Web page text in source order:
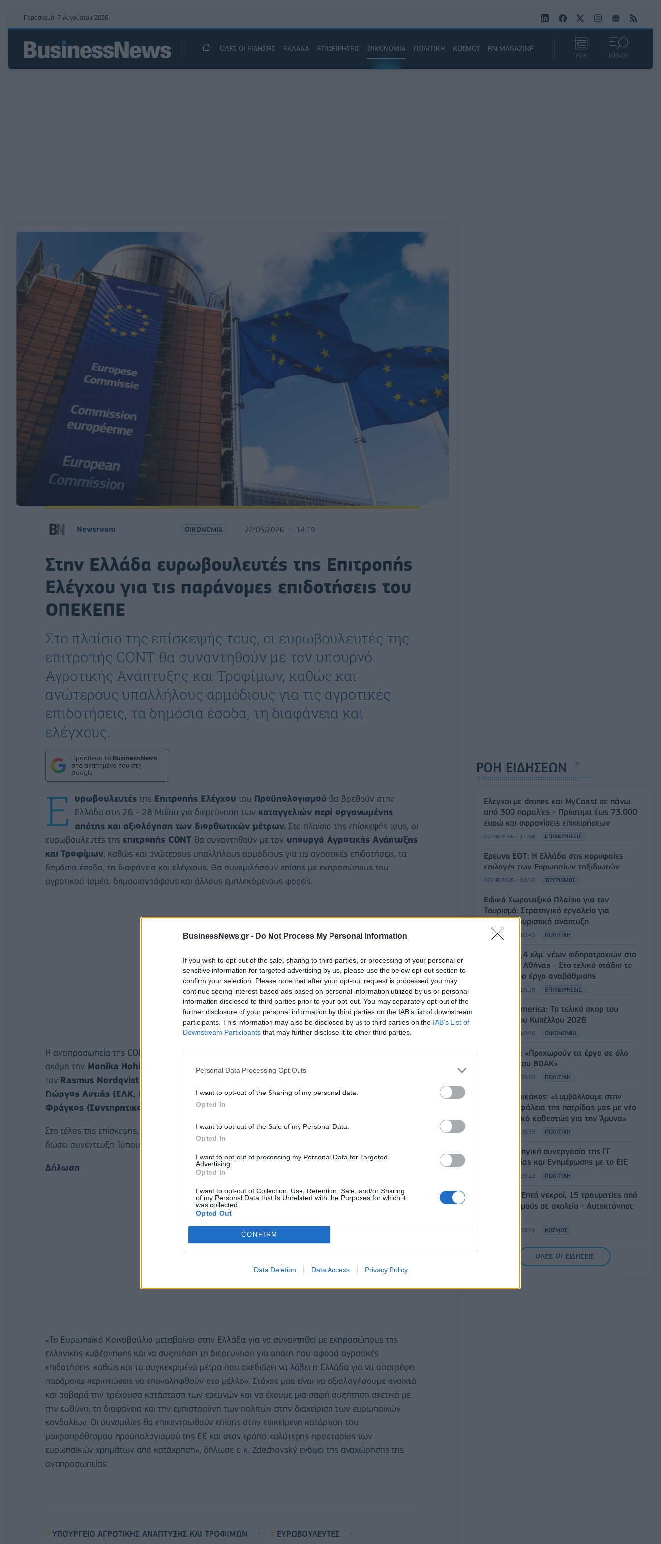
BusinessNews.gr - Do Not Process My Personal Information
If you wish to opt-out of the sale, sharing to third parties, or processing of your personal or
sensitive information for targeted advertising by us, please use the below opt-out section to
confirm your selection. Please note that after your opt-out request is processed you may
continue seeing interest-based ads based on personal information utilized by us or personal
information disclosed to third parties prior to your opt-out. You may separately opt-out of the
further disclosure of your personal information by third parties on the IAB’s list of downstream
participants. This information may also be disclosed by us to third parties on the IAB’s List of
Downstream Participants that may further disclose it to other third parties.
Personal Data Processing Opt Outs
I want to opt-out of the Sharing of my personal data.
Opted In
I want to opt-out of the Sale of my Personal Data.
Opted In
I want to opt-out of processing my Personal Data for Targeted
Advertising.
Opted In
I want to opt-out of Collection, Use, Retention, Sale, and/or Sharing
of my Personal Data that Is Unrelated with the Purposes for which it
was collected.
Opted Out
CONFIRM
Data Deletion Data Access Privacy Policy
Παρασκευή, 7 Αυγούστου 2026
ΟΛΕΣ ΟΙ ΕΙΔΗΣΕΙΣ ΕΛΛΑΔΑ ΕΠΙΧΕΙΡΗΣΕΙΣ ΟΙΚΟΝΟΜΙΑ ΠΟΛΙΤΙΚΗ ΚΟΣΜΟΣ BN MAGAZINE
ΡΟΗ ΜΕΝΟΥ
Νewsroom ΟΙΚΟΝΟΜΙΑ 22/05/2026 14:19
Στην Ελλάδα ευρωβουλευτές της Επιτροπής
Ελέγχου για τις παράνομες επιδοτήσεις του
ΟΠΕΚΕΠΕ
Στο πλαίσιο της επίσκεψής τους, οι ευρωβουλευτές της
επιτροπής CONT θα συναντηθούν με τον υπουργό
Αγροτικής Ανάπτυξης και Τροφίμων, καθώς και
ανώτερους υπαλλήλους αρμόδιους για τις αγροτικές
επιδοτήσεις, τα δημόσια έσοδα, τη διαφάνεια και
ελέγχους.
Πρόσθεσε το BusinessNews
στα αγαπημένα σου στη
Google
Ε υρωβουλευτές της Επιτροπής Ελέγχου του Προϋπολογισμού θα βρεθούν στην
Ελλάδα στις 26 - 28 Μαΐου για διερεύνηση των καταγγελιών περί οργανωμένης
απάτης και αξιολόγηση των διορθωτικών μέτρων. Στο πλαίσιο της επίσκεψής τους, οι
ευρωβουλευτές της επιτροπής CONT θα συναντηθούν με τον υπουργό Αγροτικής Ανάπτυξης
και Τροφίμων , καθώς και ανώτερους υπαλλήλους αρμόδιους για τις αγροτικές επιδοτήσεις, τα
δημόσια έσοδα, τη διαφάνεια και ελέγχους. Θα συνομιλήσουν επίσης με εκπροσώπους του
αγροτικού τομέα, δημοσιογράφους και άλλους εμπλεκόμενους φορείς.
Η αντιπροσωπεία της CONT, με επικεφαλής τονTomáš Zdechovský (ΕΛΚ, Τσεχία)περιλαμβάνει
ακόμη την Monika Hohlmeier (ΕΛΚ, Γερμανία),
την Lucia Annunziata (Σοσιαλιστές, Ιταλία) και
τον Rasmus Nordqvist (Πράσινοι, Δανία).
Γιώργος Αυτιάς (ΕΛΚ, Ελλάδα), Γιάννης Μανιάτης (Σοσιαλιστές, Ελλάδα),Εμμανουήλ
Φράγκος (Συντηρητικοί, Ελλάδα)
καιΚώστας Αρβανίτης (Η Αριστερά, Ελλάδα).
Στο τέλος της επίσκεψης, στις 28 Μαΐου και ώρα 12:00 (ώρα Ελλάδας), η αντιπροσωπεία θα
δώσει συνέντευξη Τύπου στο Γραφείο Συνδέσμου του ΕΚ στην Αθήνα (Λεωφόρος Αμαλίας 8).
Δήλωση
«Το Ευρωπαϊκό Κοινοβούλιο μεταβαίνει στην Ελλάδα για να συναντηθεί με εκπροσώπους της
ελληνικής κυβέρνησης και να συζητήσει τη διερεύνηση για απάτη που αφορά αγροτικές
επιδοτήσεις, καθώς και τα συγκεκριμένα μέτρα που σχεδιάζει να λάβει η Ελλάδα για να αποτρέψει
παρόμοιες περιπτώσεις να επαναληφθούν στο μέλλον. Στόχος μας είναι να αξιολογήσουμε ανοιχτά
και σοβαρά την τρέχουσα κατάσταση των ερευνών και να έχουμε μια σαφή συζήτηση σχετικά με
την ευθύνη, τη διαφάνεια και την εμπιστοσύνη των πολιτών στην διαχείριση των ευρωπαϊκών
κονδυλίων. Οι συνομιλίες θα επικεντρωθούν επίσης στην επικείμενη κατάρτιση του
μακροπρόθεσμου προϋπολογισμού της ΕΕ και στον τρόπο καλύτερης προστασίας των
ευρωπαϊκών χρημάτων από κατάχρηση», δήλωσε ο κ. Zdechovský ενόψει της αναχώρησης της
αντιπροσωπείας.
ΥΠΟΥΡΓΕΙΟ ΑΓΡΟΤΙΚΗΣ ΑΝΑΠΤΥΞΗΣ ΚΑΙ ΤΡΟΦΙΜΩΝ ΕΥΡΩΒΟΥΛΕΥΤΕΣ
ΡΟΗ ΕΙΔΗΣΕΩΝ
Έλεγχοι με drones και MyCoast σε πάνω
από 300 παραλίες - Πρόστιμα έως 73.000
ευρώ και σφραγίσεις επιχειρήσεων
07/08/2026 - 11:08 ΕΠΙΧΕΙΡΗΣΕΙΣ
Έρευνα ΕΟΤ: Η Ελλάδα στις κορυφαίες
επιλογές των Ευρωπαίων ταξιδιωτών
07/08/2026 - 10:56 ΤΟΥΡΙΣΜΟΣ
Ειδικό Χωροταξικό Πλαίσιο για τον
Τουρισμό: Στρατηγικό εργαλείο για
βιώσιμη τουριστική ανάπτυξη
07/08/2026 - 10:43 ΠΟΛΙΤΙΚΗ
ΣΤΑΣΥ: 29,4 χλμ. νέων σιδηροτροχιών στο
Μετρό της Αθήνας - Στο τελικό στάδιο το
μεγαλύτερο έργο αναβάθμισης
07/08/2026 - 10:28 ΕΠΙΧΕΙΡΗΣΕΙΣ
Bank of America: Το τελικό σκορ του
Παγκοσμίου Κυπέλλου 2026
07/08/2026 - 10:16 ΟΙΚΟΝΟΜΙΑ
Χρ. Δήμας: «Προχωρούν τα έργα σε όλο
το μήκος του ΒΟΑΚ»
07/08/2026 - 09:50 ΠΟΛΙΤΙΚΗ
Τ. Θεοδωρικάκος: «Συμβάλλουμε στην
εθνική ασφάλεια της πατρίδας μας με νέο
αναπτυξιακό καθεστώς για την Άμυνα»
07/08/2026 - 09:39 ΠΟΛΙΤΙΚΗ
Νέα στρατηγική συνεργασία της ΓΓ
Επικοινωνίας και Ενημέρωσης με το ΕΙΕ
07/08/2026 - 09:22 ΠΟΛΙΤΙΚΗ
Ταϊλάνδη: Επτά νεκροί, 15 τραυματίες από
πυροβολισμούς σε σχολείο - Αυτοκτόνησε
07/08/2026 - 09:11 ΚΟΣΜΟΣ
Πειραιάς: Κορυφώνεται η έξοδος των
αδειούχων του Αυγούστου
ΟΛΕΣ ΟΙ ΕΙΔΗΣΕΙΣ